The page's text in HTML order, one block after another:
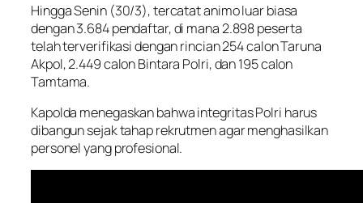
Hingga Senin (30/3), tercatat animo luar biasa
dengan 3.684 pendaftar, di mana 2.898 peserta
telah terverifikasi dengan rincian 254 calon Taruna
Akpol, 2.449 calon Bintara Polri, dan 195 calon
Tamtama.
Kapolda menegaskan bahwa integritas Polri harus
dibangun sejak tahap rekrutmen agar menghasilkan
personel yang profesional.